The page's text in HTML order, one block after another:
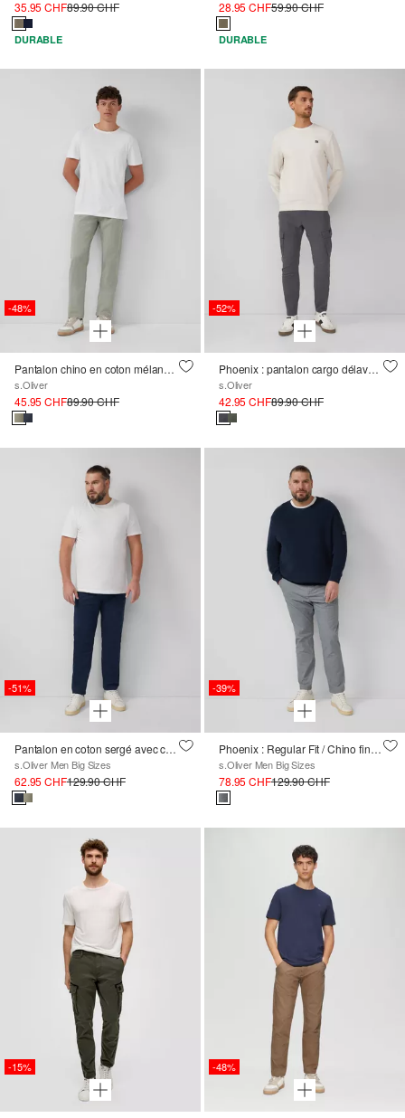
35.95 CHF89.90 CHF
DURABLE
28.95 CHF59.90 CHF
DURABLE
-48%
Pantalon chino en coton mélangé avec coutures décoratives
s.Oliver
45.95 CHF89.90 CHF
-52%
Phoenix : pantalon cargo délavé en coton mélangé
s.Oliver
42.95 CHF89.90 CHF
-51%
Pantalon en coton sergé avec coutures décoratives
s.Oliver Men Big Sizes
62.95 CHF129.90 CHF
-39%
Phoenix : Regular Fit / Chino finement structuré
s.Oliver Men Big Sizes
78.95 CHF129.90 CHF
-15% -48%